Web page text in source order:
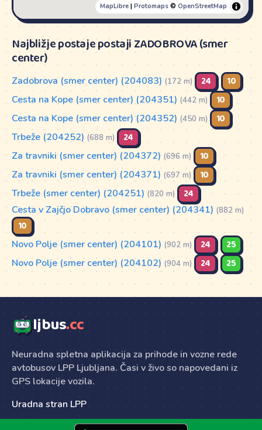
MapLibre| Protomaps© OpenStreetMap
Najbližje postaje postaji ZADOBROVA (smer
center)
Zadobrova (smer center) (204083) (172 m) 24 10
Cesta na Kope (smer center) (204351) (442 m) 10
Cesta na Kope (smer center) (204352) (450 m) 10
Trbeže (204252) (688 m) 24
Za travniki (smer center) (204372) (696 m) 10
Za travniki (smer center) (204371) (697 m) 10
Trbeže (smer center) (204251) (820 m) 24
Cesta v Zajčjo Dobravo (smer center) (204341) (882 m)
10
Novo Polje (smer center) (204101) (902 m) 24 25
Novo Polje (smer center) (204102) (904 m) 24 25
ljbus.cc
Neuradna spletna aplikacija za prihode in vozne rede
avtobusov LPP Ljubljana. Časi v živo so napovedani iz
GPS lokacije vozila.
Uradna stran LPP